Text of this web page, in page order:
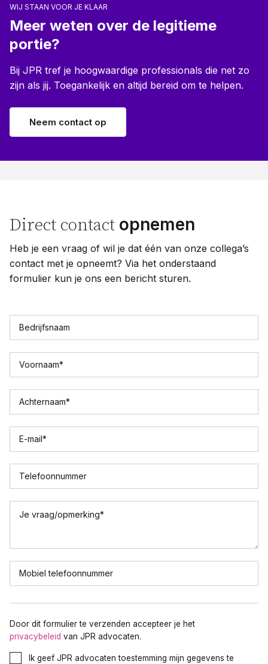
WIJ STAAN VOOR JE KLAAR
Meer weten over de legitieme
portie?
Bij JPR tref je hoogwaardige professionals die net zo
zijn als jij. Toegankelijk en altijd bereid om te helpen.
Neem contact op
Direct contact opnemen
Heb je een vraag of wil je dat één van onze collega’s
contact met je opneemt? Via het onderstaand
formulier kun je ons een bericht sturen.
Bedrijfsnaam
Voornaam*
Achternaam*
E-mail*
Telefoonnummer
Je vraag/opmerking*
Mobiel telefoonnummer
Door dit formulier te verzenden accepteer je het
privacybeleid van JPR advocaten.
Ik geef JPR advocaten toestemming mijn gegevens te